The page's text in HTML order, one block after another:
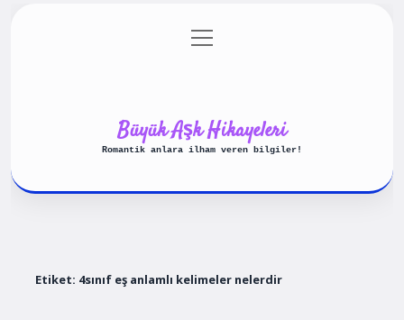
Gizlilik Politikası
menüyü
aç
Büyük Aşk Hikayeleri
Romantik anlara ilham veren bilgiler!
Etiket: 4sınıf eş anlamlı kelimeler nelerdir